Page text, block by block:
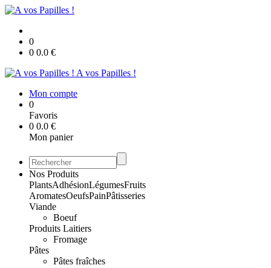
0
0 0.0 €
A vos Papilles !
Mon compte
0
Favoris
0 0.0 €
Mon panier
Nos Produits
PlantsAdhésionLégumesFruits
AromatesOeufsPainPâtisseries
Viande
Boeuf
Produits Laitiers
Fromage
Pâtes
Pâtes fraîches